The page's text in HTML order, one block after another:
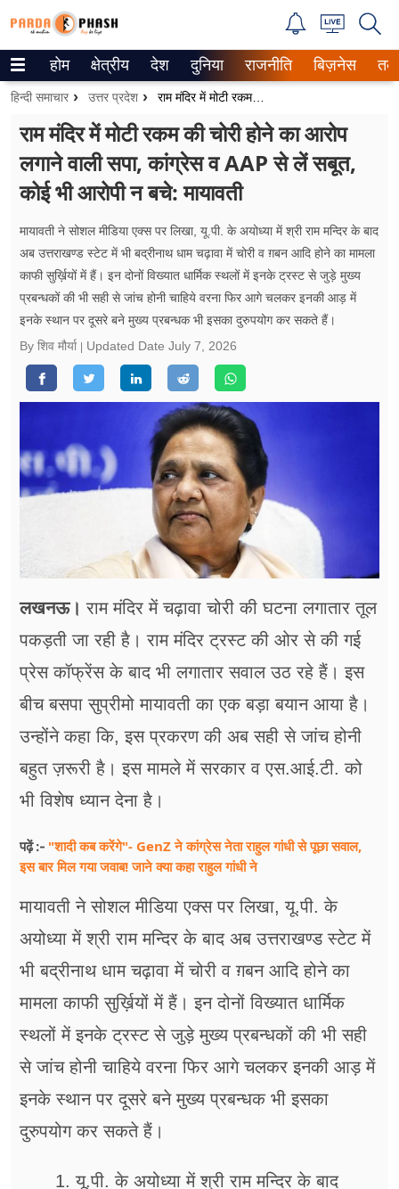
Trending on Google News
ePaper
वेब स्टोरीज
उत्तर प्रदेश
वीडियो
रिलेशनशिप
जीवन मंत्रा
फूड
सेहत
ब्‍यूटी
शिक्षा
अन्य खबरें
होम क्षेत्रीय देश दुनिया राजनीति बिज़नेस
हिन्दी समाचार उत्तर प्रदेश राम मंदिर में मोटी रकम की चोरी होने का आरोप लगाने वाली सपा, कांग्रेस व AAP से लें सबूत, कोई भी आरोपी न बचे: मायावती
राम मंदिर में मोटी रकम की चोरी होने का आरोप
लगाने वाली सपा, कांग्रेस व AAP से लें सबूत,
कोई भी आरोपी न बचे: मायावती
मायावती ने सोशल मीडिया एक्स पर लिखा, यू.पी. के अयोध्या में श्री राम मन्दिर के बाद
अब उत्तराखण्ड स्टेट में भी बद्रीनाथ धाम चढ़ावा में चोरी व ग़बन आदि होने का मामला
काफी सुर्ख़ियों में हैं। इन दोनों विख्यात धार्मिक स्थलों में इनके ट्रस्ट से जुड़े मुख्य
प्रबन्धकों की भी सही से जांच होनी चाहिये वरना फिर आगे चलकर इनकी आड़ में
इनके स्थान पर दूसरे बने मुख्य प्रबन्धक भी इसका दुरुपयोग कर सकते हैं।
By शिव मौर्या
Updated Date July 7, 2026
लखनऊ। राम मंदिर में चढ़ावा चोरी की घटना लगातार तूल
पकड़ती जा रही है। राम मंदिर ट्रस्ट की ओर से की गई
प्रेस कॉफ्रेंस के बाद भी लगातार सवाल उठ रहे हैं। इस
बीच बसपा सुप्रीमो मायावती का एक बड़ा बयान आया है।
उन्होंने कहा कि, इस प्रकरण की अब सही से जांच होनी
बहुत ज़रूरी है। इस मामले में सरकार व एस.आई.टी. को
भी विशेष ध्यान देना है।
पढ़ें :- "शादी कब करेंगे"- GenZ ने कांग्रेस नेता राहुल गांधी से पूछा सवाल,
इस बार मिल गया जवाब! जाने क्या कहा राहुल गांधी ने
मायावती ने सोशल मीडिया एक्स पर लिखा, यू.पी. के
अयोध्या में श्री राम मन्दिर के बाद अब उत्तराखण्ड स्टेट में
भी बद्रीनाथ धाम चढ़ावा में चोरी व ग़बन आदि होने का
मामला काफी सुर्ख़ियों में हैं। इन दोनों विख्यात धार्मिक
स्थलों में इनके ट्रस्ट से जुड़े मुख्य प्रबन्धकों की भी सही
से जांच होनी चाहिये वरना फिर आगे चलकर इनकी आड़ में
इनके स्थान पर दूसरे बने मुख्य प्रबन्धक भी इसका
दुरुपयोग कर सकते हैं।
1. यू.पी. के अयोध्या में श्री राम मन्दिर के बाद